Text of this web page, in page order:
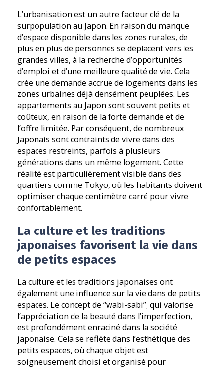
L’urbanisation est un autre facteur clé de la
surpopulation au Japon. En raison du manque
d’espace disponible dans les zones rurales, de
plus en plus de personnes se déplacent vers les
grandes villes, à la recherche d’opportunités
d’emploi et d’une meilleure qualité de vie. Cela
crée une demande accrue de logements dans les
zones urbaines déjà densément peuplées. Les
appartements au Japon sont souvent petits et
coûteux, en raison de la forte demande et de
l’offre limitée. Par conséquent, de nombreux
Japonais sont contraints de vivre dans des
espaces restreints, parfois à plusieurs
générations dans un même logement. Cette
réalité est particulièrement visible dans des
quartiers comme Tokyo, où les habitants doivent
optimiser chaque centimètre carré pour vivre
confortablement.
La culture et les traditions
japonaises favorisent la vie dans
de petits espaces
La culture et les traditions japonaises ont
également une influence sur la vie dans de petits
espaces. Le concept de “wabi-sabi”, qui valorise
l’appréciation de la beauté dans l’imperfection,
est profondément enraciné dans la société
japonaise. Cela se reflète dans l’esthétique des
petits espaces, où chaque objet est
soigneusement choisi et organisé pour